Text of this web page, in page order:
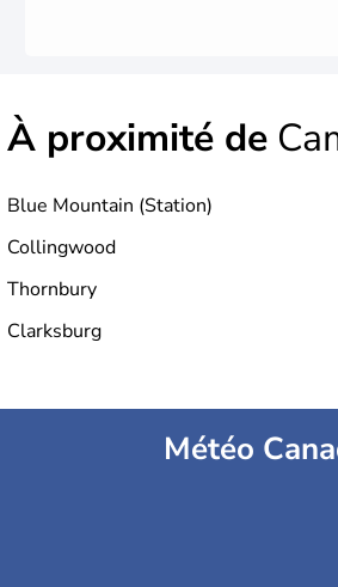
À proximité de
Blue Mountain (Station)
Collingwood
Thornbury
Clarksburg
Météo